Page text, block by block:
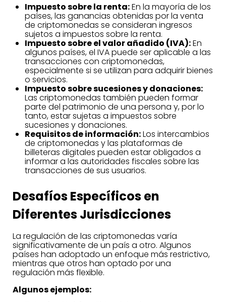
Impuesto sobre la renta:En la mayoría de los
países, las ganancias obtenidas por la venta
de criptomonedas se consideran ingresos
sujetos a impuestos sobre la renta.
Impuesto sobre el valor añadido (IVA):En
algunos países, el IVA puede ser aplicable a las
transacciones con criptomonedas,
especialmente si se utilizan para adquirir bienes
o servicios.
Impuesto sobre sucesiones y donaciones:
Las criptomonedas también pueden formar
parte del patrimonio de una persona y, por lo
tanto, estar sujetas a impuestos sobre
sucesiones y donaciones.
Requisitos de información:Los intercambios
de criptomonedas y las plataformas de
billeteras digitales pueden estar obligados a
informar a las autoridades fiscales sobre las
transacciones de sus usuarios.
Desafíos Específicos en
Diferentes Jurisdicciones
La regulación de las criptomonedas varía
significativamente de un país a otro. Algunos
países han adoptado un enfoque más restrictivo,
mientras que otros han optado por una
regulación más flexible.
Algunos ejemplos: